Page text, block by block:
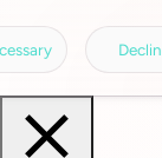
policy.
Legal information.